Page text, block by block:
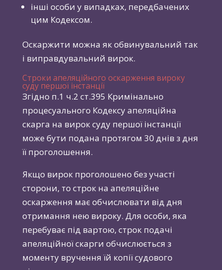
інші особи у випадках, передбачених
цим Кодексом.
Оскаржити можна як обвинувальний так
і виправдувальний вирок.
Строки апеляційного оскарження вироку
суду першої інстанції
Згідно п.1 ч.2 ст.395 Кримінально
процесуального Кодексу апеляційна
скарга на вирок суду першої інстанції
може бути подана протягом 30 днів з дня
її проголошення.
Якщо вирок проголошено без участі
сторони, то строк на апеляційне
оскарження має обчислювати від дня
отримання нею вироку. Для особи, яка
перебуває під вартою, строк подачі
апеляційної скарги обчислюється з
моменту вручення їй копії судового